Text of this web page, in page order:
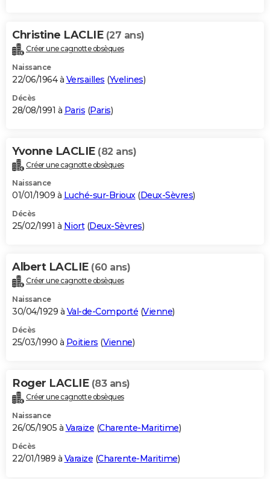
Christine LACLIE (27 ans)
Créer une cagnotte obsèques
Naissance
22/06/1964 à Versailles (Yvelines)
Décès
28/08/1991 à Paris (Paris)
Yvonne LACLIE (82 ans)
Créer une cagnotte obsèques
Naissance
01/01/1909 à Luché-sur-Brioux(Deux-Sèvres)
Décès
25/02/1991 à Niort(Deux-Sèvres)
Albert LACLIE (60 ans)
Créer une cagnotte obsèques
Naissance
30/04/1929 à Val-de-Comporté (Vienne)
Décès
25/03/1990 à Poitiers (Vienne)
Roger LACLIE (83 ans)
Créer une cagnotte obsèques
Naissance
26/05/1905 à Varaize (Charente-Maritime)
Décès
22/01/1989 à Varaize (Charente-Maritime)